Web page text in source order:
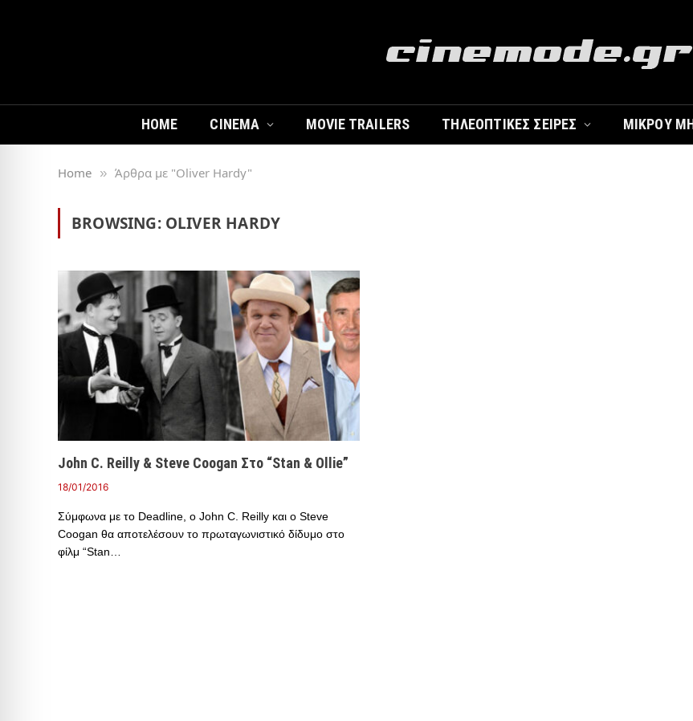
HOME CINEMA MOVIE TRAILERS ΤΗΛΕΟΠΤΙΚΈΣ ΣΕΙΡΈΣ ΜΙΚΡΟΎ
Home » Άρθρα με "Oliver Hardy"
BROWSING: OLIVER HARDY
John C. Reilly & Steve Coogan Στο “Stan & Ollie”
18/01/2016
Σύμφωνα με το Deadline, o John C. Reilly και ο Steve
Coogan θα αποτελέσουν το πρωταγωνιστικό δίδυμο στο
φίλμ “Stan…